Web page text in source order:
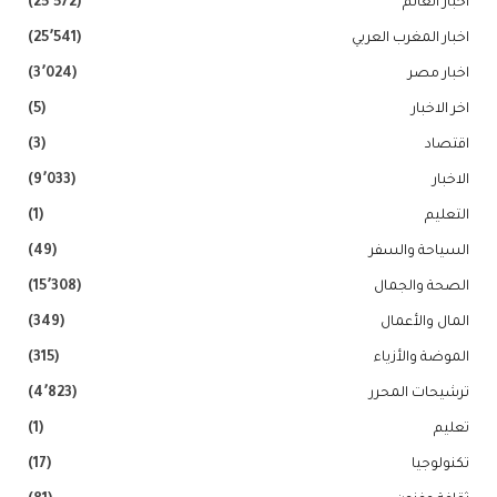
اخبار العالم (25٬572)
اخبار المغرب العربي (25٬541)
اخبار مصر (3٬024)
اخر الاخبار (5)
اقتصاد (3)
الاخبار (9٬033)
التعليم (1)
السياحة والسفر (49)
الصحة والجمال (15٬308)
المال والأعمال (349)
الموضة والأزياء (315)
ترشيحات المحرر (4٬823)
تعليم (1)
تكنولوجيا (17)